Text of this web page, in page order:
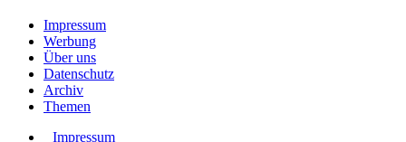
Impressum
Werbung
Über uns
Datenschutz
Archiv
Themen
Impressum